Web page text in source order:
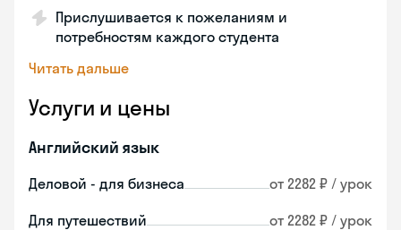
Прислушивается к пожеланиям и
потребностям каждого студента
Читать дальше
Услуги и цены
Английский язык
Деловой - для бизнеса от 2282 ₽ / урок
Для путешествий от 2282 ₽ / урок